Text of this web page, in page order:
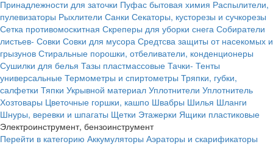
Принадлежности для заточки Пуфас бытовая химия Распылители,
пулевизаторы Рыхлители Санки Секаторы, кусторезы и сучкорезы
Сетка противомоскитная Скреперы для уборки снега Собиратели
листьев- Совки Совки для мусора Средтсва защиты от насекомых и
грызунов Стиральные порошки, отбеливатели, конденционеры
Сушилки для белья Тазы пластмассовые Тачки- Тенты
универсальные Термометры и спиртометры Тряпки, губки,
салфетки Тяпки Укрывной материал Уплотнители Уплотнитель
Хозтовары Цветочные горшки, кашпо Швабры Шилья Шланги
Шнуры, веревки и шпагаты Щетки Этажерки Ящики пластиковые
Электроинструмент, бензоинструмент
Перейти в категорию Аккумуляторы Аэраторы и скарификаторы